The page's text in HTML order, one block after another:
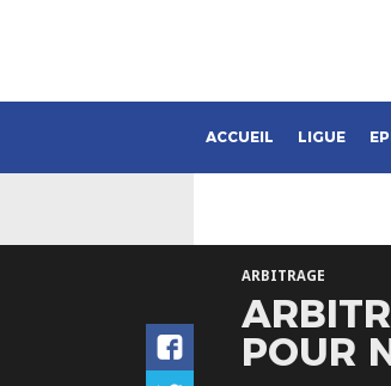
ACCUEIL LIGUE
ARBITRAGE
POUR